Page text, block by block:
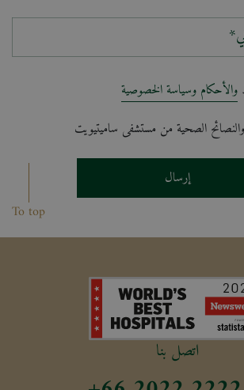
والأحكام وسياسة الخصوصية
الصحية من مستشفى ساميتيويت
إرسال
To top
اتصل بنا